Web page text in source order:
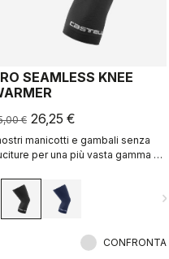
SEAMLESS KNEE
€ 26,25 €
manicotti e gambali senza
per una più vasta gamma di
CONFRONTA